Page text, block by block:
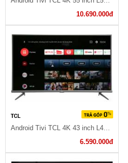
10.690.000đ
TCL
6.590.000đ